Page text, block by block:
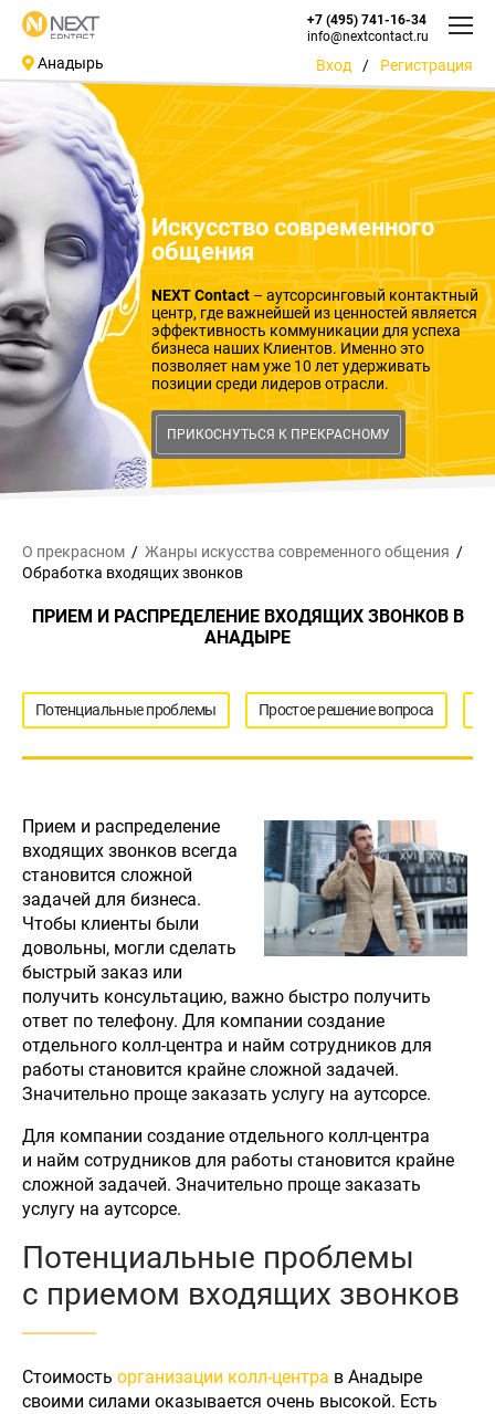
Искусство современного
общения
NEXT Contact– аутсорсинговый контактный
центр, где важнейшей из ценностей является
эффективность коммуникации для успеха
бизнеса наших Клиентов. Именно это
позволяет нам уже 10 лет удерживать
позиции среди лидеров отрасли.
ПРИКОСНУТЬСЯ К ПРЕКРАСНОМУ
+7 (495) 741-16-34
info@nextcontact.ru
Вход / Регистрация
Анадырь
О прекрасном Жанры искусства современного общения
Обработка входящих звонков
ПРИЕМ И РАСПРЕДЕЛЕНИЕ ВХОДЯЩИХ ЗВОНКОВ В
АНАДЫРЕ
Потенциальные проблемы Простое решение вопроса
Прием и распределение
входящих звонков всегда
становится сложной
задачей для бизнеса.
Чтобы клиенты были
довольны, могли сделать
быстрый заказ или
получить консультацию, важно быстро получить
ответ по телефону. Для компании создание
отдельного колл-центра и найм сотрудников для
работы становится крайне сложной задачей.
Значительно проще заказать услугу на аутсорсе.
Для компании создание отдельного колл-центра
и найм сотрудников для работы становится крайне
сложной задачей. Значительно проще заказать
услугу на аутсорсе.
Потенциальные проблемы
с приемом входящих звонков
Стоимость организации колл-центра в Анадыре
своими силами оказывается очень высокой. Есть